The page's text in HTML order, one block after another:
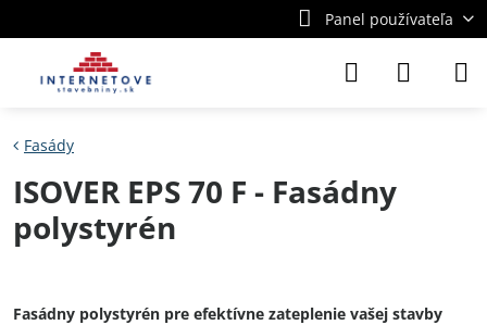
Panel používateľa
Fasády
ISOVER EPS 70 F - Fasádny
polystyrén
Fasádny polystyrén pre efektívne zateplenie vašej stavby